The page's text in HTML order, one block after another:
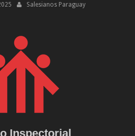
Salesianos Paraguay
Inspectorial